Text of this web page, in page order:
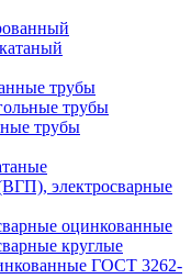
трубы
трубы
трубы
электросварные
оцинкованные
круглые
ГОСТ 3262-